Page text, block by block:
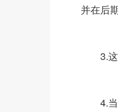
并在后
3.这
4.当